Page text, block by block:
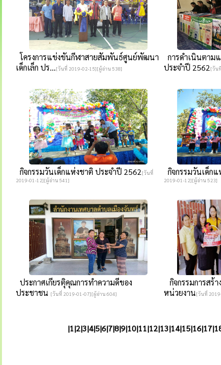
โครงการแข่งขันกีฬาสายสัมพันธ์ศูนย์พัฒนา
เด็กเล็ก ปร...[วันที่ 2019-02-15][ผู้อ่าน 538]
การดำเนินตาม
ประจำปี 2562 [วัน
กิจกรรมวันเด็กแห่งชาติ ประจำปี 2562 [วันที่
2019-01-12][ผู้อ่าน 541]
กิจกรรมวันเด็ก
2019-01-12][ผู้อ่าน 523]
ประกาศเกียรติุคุณการทำความดีของ
ประชาชน [วันที่ 2019-01-07][ผู้อ่าน 604]
กิจกรรมการสร้
หน่วยงาน[วันที่
|1|2|3|4|5|6|7|8|9|10|11|12|13|14|15|16|17|